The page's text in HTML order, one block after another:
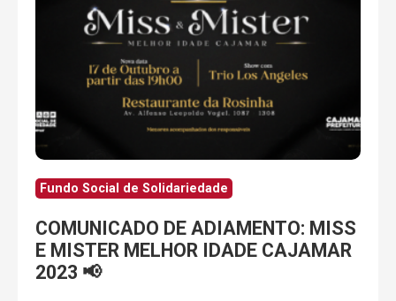
Fundo Social de Solidariedade
COMUNICADO DE ADIAMENTO: MISS
E MISTER MELHOR IDADE CAJAMAR
2023 📢